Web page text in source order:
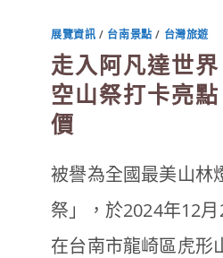
展覽資訊 / 台南景點 / 台灣旅遊
走入阿凡達世
空山祭打卡亮
價
被譽為全國最美山林
祭」，於2024年12
在台南市龍崎區虎形